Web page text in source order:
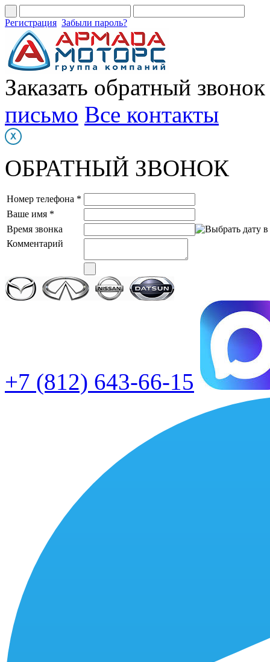
Регистрация Забыли пароль?
Заказать обратный звонок
письмо Все контакты
ОБРАТНЫЙ ЗВОНОК
Номер телефона *
Ваше имя *
Время звонка
Комментарий
+7 (812) 643-66-15